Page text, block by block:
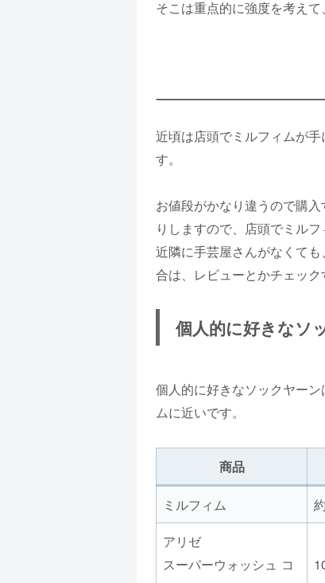
そこは重点的に強度を考えて
近頃は店頭でミルフィムが
す。
お値段がかなり違うので購
りしますので、店頭でミル
近隣に手芸屋さんがなくて
合は、レビューとかチェック
個人的に好きなソ
個人的に好きなソックヤーン
ムに近いです。
商品
ミルフィム
アリゼ
スーパーウォッシュ コ